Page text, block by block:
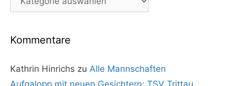
Kommentare
Kathrin Hinrichs zu Alle Mannschaften
Aufgalopp mit neuen Gesichtern: TSV Trittau